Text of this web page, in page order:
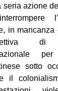
seria azione
in
di
sotto
il